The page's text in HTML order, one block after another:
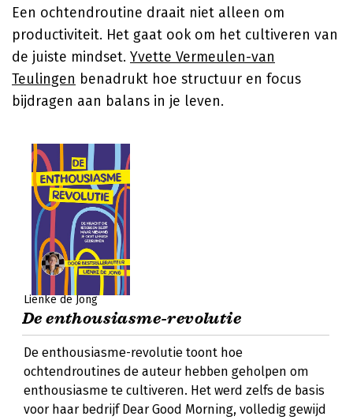
Een ochtendroutine draait niet alleen om
productiviteit. Het gaat ook om het cultiveren van
de juiste mindset. Yvette Vermeulen-van
Teulingen benadrukt hoe structuur en focus
bijdragen aan balans in je leven.
Lienke de Jong
De enthousiasme-revolutie
De enthousiasme-revolutie toont hoe
ochtendroutines de auteur hebben geholpen om
enthousiasme te cultiveren. Het werd zelfs de basis
voor haar bedrijf Dear Good Morning, volledig gewijd